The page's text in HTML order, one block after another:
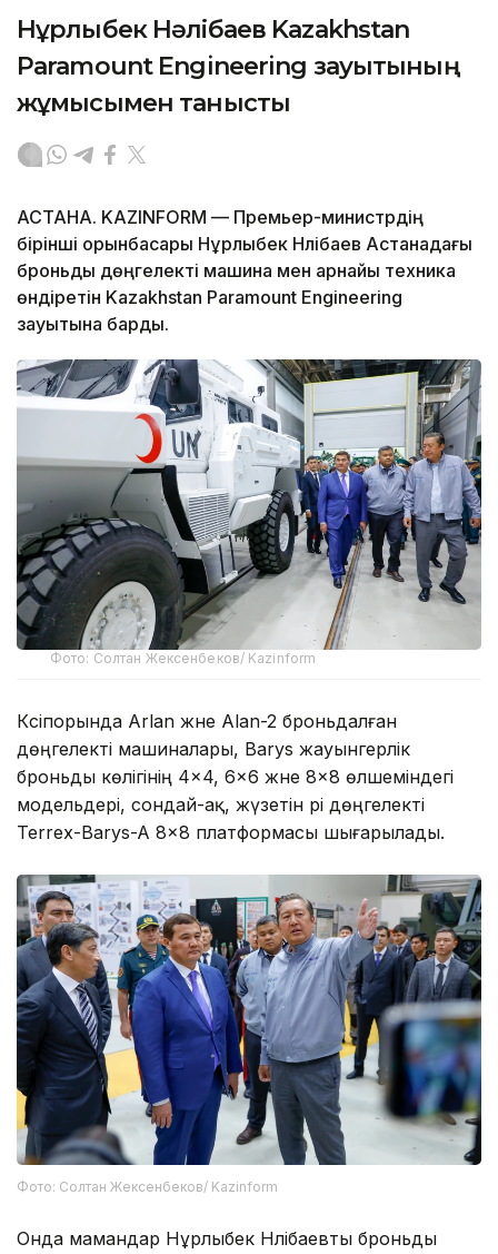
Нұрлыбек Нәлібаев Kazakhstan
Paramount Engineering зауытының
жұмысымен танысты
АСТАНА. KAZINFORM — Премьер-министрдің
бірінші орынбасары Нұрлыбек Нәлібаев Астанадағы
броньды дөңгелекті машина мен арнайы техника
өндіретін Kazakhstan Paramount Engineering
зауытына барды.
Фото: Солтан Жексенбеков/ Kazinform
Кәсіпорында Arlan және Alan-2 броньдалған
дөңгелекті машиналары, Barys жауынгерлік
броньды көлігінің 4×4, 6×6 және 8×8 өлшеміндегі
модельдері, сондай-ақ, жүзетін әрі дөңгелекті
Terrex-Barys-A 8×8 платформасы шығарылады.
Фото: Солтан Жексенбеков/ Kazinform
Онда мамандар Нұрлыбек Нәлібаевты броньды